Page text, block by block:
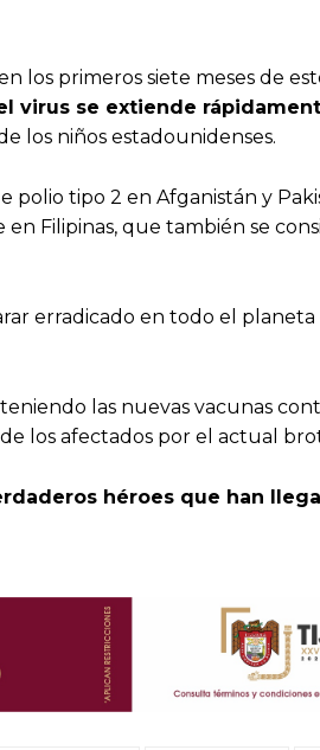
los primeros siete meses de
virus se extiende
los niños estadounidenses.
polio tipo 2 en Afganistán y
Filipinas, que también se
erradicado en todo el
las nuevas vacunas
los afectados por el actual
héroes que han